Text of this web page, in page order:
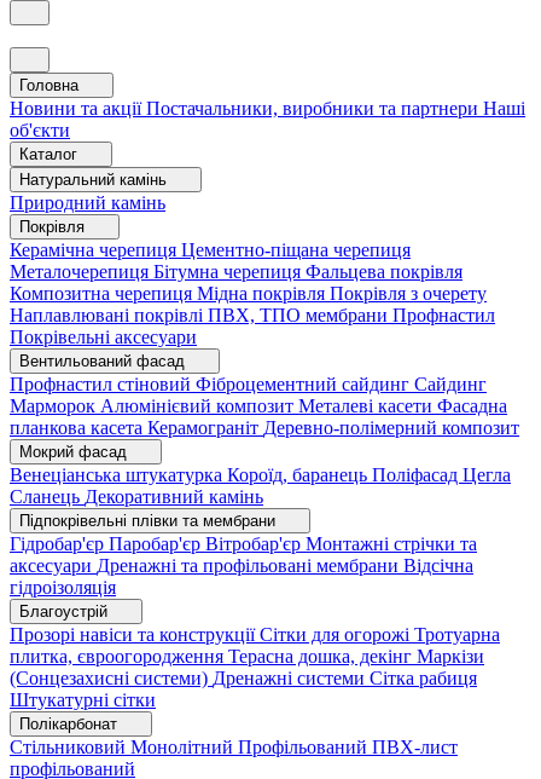
Головна
Новини та акціїПостачальники, виробники та партнери Наші
об'єкти
Каталог
Натуральний камінь
Природний камінь
Покрівля
Керамічна черепиця Цементно-піщана черепиця
Металочерепиця Бітумна черепиця Фальцева покрівля
Композитна черепиця Мідна покрівля Покрівля з очерету
Наплавлювані покрівлі ПВХ, ТПО мембрани Профнастил
Покрівельні аксесуари
Вентильований фасад
Профнастил стіновий Фіброцементний сайдинг Сайдинг
Марморок Алюмінієвий композит Металеві касети Фасадна
планкова касета Керамограніт Деревно-полімерний композит
Мокрий фасад
Венеціанська штукатурка Короїд, баранець Поліфасад Цегла
Сланець Декоративний камінь
Підпокрівельні плівки та мембрани
Гідробар'єр Паробар'єр Вітробар'єр Монтажні стрічки та
аксесуари Дренажні та профільовані мембрани Відсічна
гідроізоляція
Благоустрій
Прозорі навіси та конструкціїСітки для огорожі Тротуарна
плитка, євроогородження Терасна дошка, декінг Маркізи
(Сонцезахисні системи) Дренажні системи Сітка рабиця
Штукатурні сітки
Полікарбонат
Стільниковий Монолітний Профільований ПВХ-лист
профільований